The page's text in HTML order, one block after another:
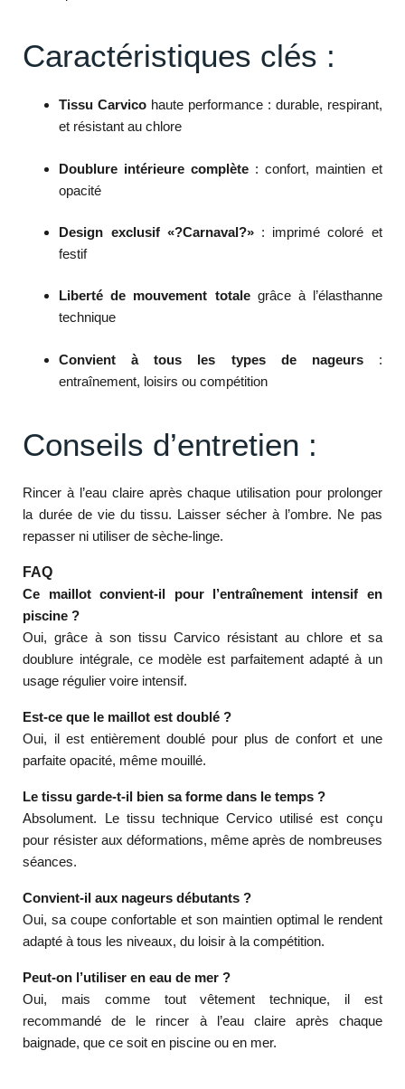
Caractéristiques clés :
Tissu Carvico haute performance : durable, respirant,
et résistant au chlore
Doublure intérieure complète : confort, maintien et
opacité
Design exclusif «?Carnaval?»: imprimé coloré et
festif
Liberté de mouvement totalegrâce à l’élasthanne
technique
Convient à tous les types de nageurs:
entraînement, loisirs ou compétition
Conseils d’entretien :
Rincer à l’eau claire après chaque utilisation pour prolonger
la durée de vie du tissu. Laisser sécher à l’ombre. Ne pas
repasser ni utiliser de sèche-linge.
FAQ
Ce maillot convient-il pour l’entraînement intensif en
piscine ?
Oui, grâce à son tissu Carvico résistant au chlore et sa
doublure intégrale, ce modèle est parfaitement adapté à un
usage régulier voire intensif.
Est-ce que le maillot est doublé ?
Oui, il est entièrement doublé pour plus de confort et une
parfaite opacité, même mouillé.
Le tissu garde-t-il bien sa forme dans le temps ?
Absolument. Le tissu technique Cervico utilisé est conçu
pour résister aux déformations, même après de nombreuses
séances.
Convient-il aux nageurs débutants ?
Oui, sa coupe confortable et son maintien optimal le rendent
adapté à tous les niveaux, du loisir à la compétition.
Peut-on l’utiliser en eau de mer ?
Oui, mais comme tout vêtement technique, il est
recommandé de le rincer à l’eau claire après chaque
baignade, que ce soit en piscine ou en mer.